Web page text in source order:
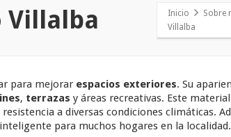
Villalba Inicio
Sobre
Villalba
para mejorar espacios exteriores. Su
, terrazas y áreas recreativas. Este
resistencia a diversas condiciones climáticas.
para muchos hogares en la localidad.